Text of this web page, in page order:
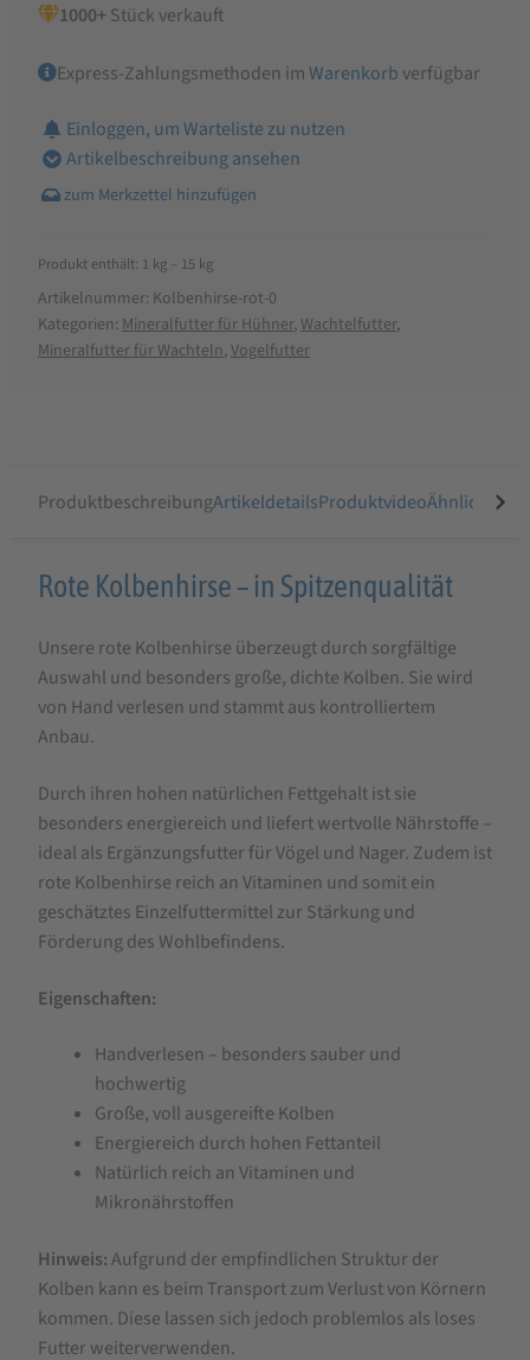
Top-
handverlesen
1000+Stück verkauft
Express-Zahlungsmethoden imWarenkorb verfügbar
Einloggen, um Warteliste zu nutzen
Artikelbeschreibung ansehen
Produkt enthält: 1 kg – 15 kg
Artikelnummer: Kolbenhirse-rot-0
Kategorien: Mineralfutter für Hühner, Wachtelfutter,
Mineralfutter für Wachteln,Vogelfutter
ProduktbeschreibungArtikeldetailsProduktvideoÄhnliche
Produktbeschreibung
StaWa
Kolbenhirse
rot
Top-
Qualität
handverlesen
Rote Kolbenhirse – in Spitzenqualität
Unsere rote Kolbenhirse überzeugt durch sorgfältige
Auswahl und besonders große, dichte Kolben. Sie wird
von Hand verlesen und stammt aus kontrolliertem
Anbau.
Durch ihren hohen natürlichen Fettgehalt ist sie
besonders energiereich und liefert wertvolle Nährstoffe –
ideal als Ergänzungsfutter für Vögel und Nager. Zudem ist
rote Kolbenhirse reich an Vitaminen und somit ein
geschätztes Einzelfuttermittel zur Stärkung und
Förderung des Wohlbefindens.
Eigenschaften:
Handverlesen – besonders sauber und
hochwertig
Große, voll ausgereifte Kolben
Energiereich durch hohen Fettanteil
Natürlich reich an Vitaminen und
Mikronährstoffen
Hinweis:Aufgrund der empfindlichen Struktur der
Kolben kann es beim Transport zum Verlust von Körnern
kommen. Diese lassen sich jedoch problemlos als loses
Futter weiterverwenden.